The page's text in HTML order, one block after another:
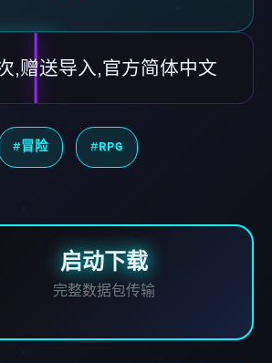
,赠送导入,官方简体中文
#冒险 #RPG
启动下载
完整数据包传输